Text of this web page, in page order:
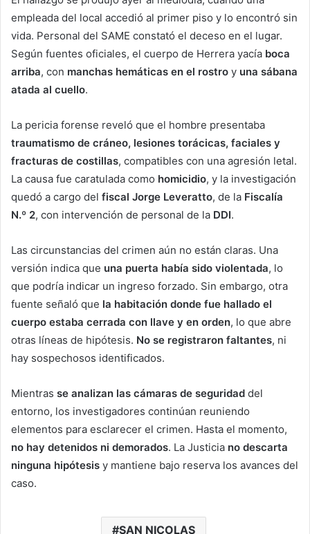
empleada del local accedió al primer piso y lo encontró sin
vida. Personal del SAME constató el deceso en el lugar.
Según fuentes oficiales, el cuerpo de Herrera yacía boca
arriba, con manchas hemáticas en el rostro y una sábana
atada al cuello.
La pericia forense reveló que el hombre presentaba
traumatismo de cráneo, lesiones torácicas, faciales y
fracturas de costillas, compatibles con una agresión letal.
La causa fue caratulada como homicidio, y la investigación
quedó a cargo del fiscal Jorge Leveratto, de la Fiscalía
N.º 2, con intervención de personal de la DDI.
Las circunstancias del crimen aún no están claras. Una
versión indica que una puerta había sido violentada, lo
que podría indicar un ingreso forzado. Sin embargo, otra
fuente señaló que la habitación donde fue hallado el
cuerpo estaba cerrada con llave y en orden, lo que abre
otras líneas de hipótesis. No se registraron faltantes, ni
hay sospechosos identificados.
Mientras se analizan las cámaras de seguridad del
entorno, los investigadores continúan reuniendo
elementos para esclarecer el crimen. Hasta el momento,
no hay detenidos ni demorados. La Justicia no descarta
ninguna hipótesis y mantiene bajo reserva los avances del
caso.
SAN NICOLAS